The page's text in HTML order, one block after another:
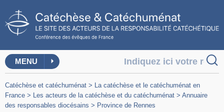
MENU
Catéchèse et catéchuménat > La catéchèse et le catéchuménat en
France > Les acteurs de la catéchèse et du catéchuménat > Annuaire
des responsables diocésains > Province de Rennes